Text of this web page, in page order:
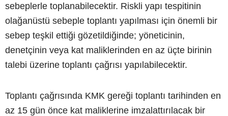
sebeplerle toplanabilecektir. Riskli yapı tespitinin
olağanüstü sebeple toplantı yapılması için önemli bir
sebep teşkil ettiği gözetildiğinde; yöneticinin,
denetçinin veya kat maliklerinden en az üçte birinin
talebi üzerine toplantı çağrısı yapılabilecektir.
Toplantı çağrısında KMK gereği toplantı tarihinden en
az 15 gün önce kat maliklerine imzalattırılacak bir